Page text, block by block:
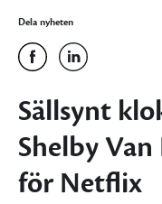
Dela nyheten
Sällsynt
Shelby
för Netflix